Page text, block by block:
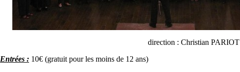
direction : Christian PARIOT
Entrées : 10€ (gratuit pour les moins de 12 ans)